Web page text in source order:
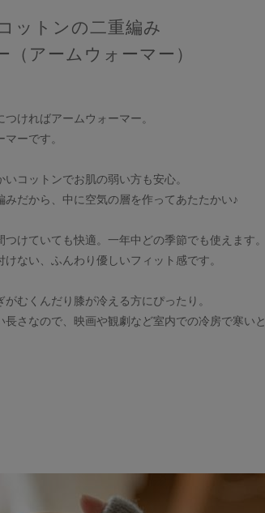
ットンの二重編み
アームウォーマー）
ければアームウォーマー。
ーです。
コットンでお肌の弱い方も安心。
だから、中に空気の層を作ってあたたかい♪
けていても快適。一年中どの季節でも使えます。
ない、ふんわり優しいフィット感です。
むくんだり膝が冷える方にぴったり。
さなので、映画や観劇など室内での冷房で寒いと